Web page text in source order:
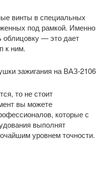
винты в специальных
под рамкой. Именно
облицовку — это дает
к ним.
зажигания на ВАЗ-2106
то не стоит
вы можете
которые с
выполнят
уровнем точности.